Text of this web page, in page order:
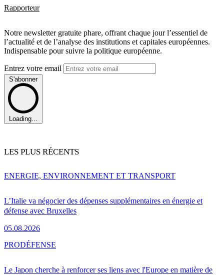
Rapporteur
Notre newsletter gratuite phare, offrant chaque jour l’essentiel de
l’actualité et de l’analyse des institutions et capitales européennes.
Indispensable pour suivre la politique européenne.
Entrez votre email
S'abonner
Loading...
LES PLUS RÉCENTS
L’Italie va négocier des dépenses supplémentaires en énergie et
défense avec Bruxelles
05.08.2026
ENERGIE, ENVIRONNEMENT ET TRANSPORT
Le Japon cherche à renforcer ses liens avec l'Europe en matière de
PRODÉFENSE